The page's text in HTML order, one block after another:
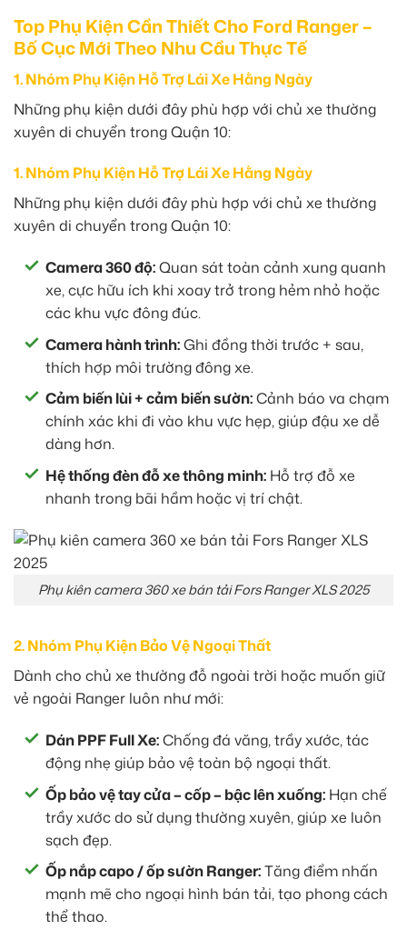
Top Phụ Kiện Cần Thiết Cho Ford Ranger –
Bố Cục Mới Theo Nhu Cầu Thực Tế
1. Nhóm Phụ Kiện Hỗ Trợ Lái Xe Hằng Ngày
Những phụ kiện dưới đây phù hợp với chủ xe thường
xuyên di chuyển trong Quận 10:
1. Nhóm Phụ Kiện Hỗ Trợ Lái Xe Hằng Ngày
Những phụ kiện dưới đây phù hợp với chủ xe thường
xuyên di chuyển trong Quận 10:
Camera 360 độ:Quan sát toàn cảnh xung quanh
xe, cực hữu ích khi xoay trở trong hẻm nhỏ hoặc
các khu vực đông đúc.
Camera hành trình:Ghi đồng thời trước + sau,
thích hợp môi trường đông xe.
Cảm biến lùi + cảm biến sườn:Cảnh báo va chạm
chính xác khi đi vào khu vực hẹp, giúp đậu xe dễ
dàng hơn.
Hệ thống đèn đỗ xe thông minh: Hỗ trợ đỗ xe
nhanh trong bãi hầm hoặc vị trí chật.
Phụ kiên camera 360 xe bán tải Fors Ranger XLS 2025
2. Nhóm Phụ Kiện Bảo Vệ Ngoại Thất
Dành cho chủ xe thường đỗ ngoài trời hoặc muốn giữ
vẻ ngoài Ranger luôn như mới:
Dán PPF Full Xe:Chống đá văng, trầy xước, tác
động nhẹ giúp bảo vệ toàn bộ ngoại thất.
Ốp bảo vệ tay cửa – cốp – bậc lên xuống: Hạn chế
trầy xước do sử dụng thường xuyên, giúp xe luôn
sạch đẹp.
Ốp nắp capo / ốp sườn Ranger:Tăng điểm nhấn
mạnh mẽ cho ngoại hình bán tải, tạo phong cách
thể thao.